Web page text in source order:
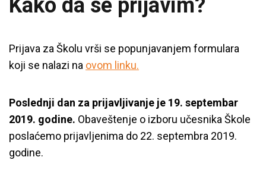
Kako da se prijavim?
Prijava za Školu vrši se popunjavanjem formulara
koji se nalazi na ovom linku.
Poslednji dan za prijavljivanje je 19. septembar
2019. godine. Obaveštenje o izboru učesnika Škole
poslaćemo prijavljenima do 22. septembra 2019.
godine.